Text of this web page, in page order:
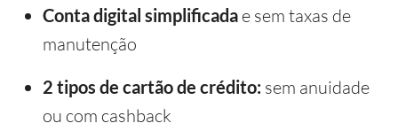
Conta digital simplificada e sem taxas de
manutenção
2 tipos de cartão de crédito: sem anuidade
ou com cashback